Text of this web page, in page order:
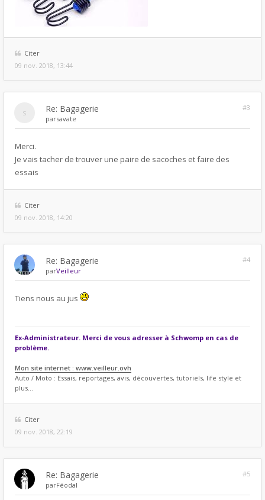
Citer
09 nov. 2018, 13:44
Re: Bagagerie
#3
parsavate
Merci.
Je vais tacher de trouver une paire de sacoches et faire des
essais
Citer
09 nov. 2018, 14:20
Re: Bagagerie
#4
parVeilleur
Tiens nous au jus
Ex-Administrateur. Merci de vous adresser à Schwomp en cas de
problème.
Mon site internet : www.veilleur.ovh
Auto / Moto : Essais, reportages, avis, découvertes, tutoriels, life style et
plus...
Citer
09 nov. 2018, 22:19
Re: Bagagerie
#5
parFéodal